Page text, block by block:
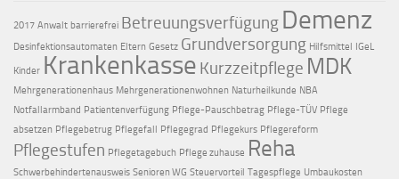
2017 Anwalt barrierefrei Betreuungsverfügung Demenz
Desinfektionsautomaten Eltern Gesetz Grundversorgung Hilfsmittel IGeL
Kinder Krankenkasse Kurzzeitpflege MDK
Mehrgenerationenhaus Mehrgenerationenwohnen Naturheilkunde NBA
Notfallarmband Patientenverfügung Pflege-Pauschbetrag Pflege-TÜV Pflege
absetzen Pflegebetrug Pflegefall Pflegegrad Pflegekurs Pflegereform
Pflegestufen Pflegetagebuch Pflege zuhause Reha
Schwerbehindertenausweis Senioren WG Steuervorteil Tagespflege Umbaukosten